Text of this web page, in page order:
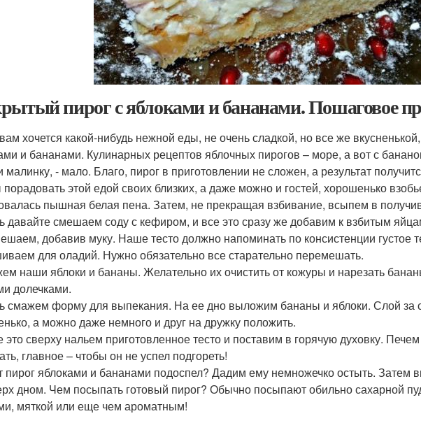
пирог с яблоками и бананами. Пошаговое
хочется какой-нибудь нежной еды, не очень сладкой, но все же вкусненькой,
и бананами. Кулинарных рецептов яблочных пирогов – море, а вот с
малинку, - мало. Благо, пирог в приготовлении не сложен, а результат
этой едой своих близких, а даже можно и гостей, хорошенько
пышная белая пена. Затем, не прекращая взбивание, всыпем в
давайте смешаем соду с кефиром, и все это сразу же добавим к взбитым
добавив муку. Наше тесто должно напоминать по консистенции густое
для оладий. Нужно обязательно все старательно перемешать.
наши яблоки и бананы. Желательно их очистить от кожуры и нарезать
долечками.
смажем форму для выпекания. На ее дно выложим бананы и яблоки. Слой за
а можно даже немного и друг на дружку положить.
это сверху нальем приготовленное тесто и поставим в горячую духовку.
главное – чтобы он не успел подгореть!
пирог яблоками и бананами подоспел? Дадим ему немножечко остыть.
дном. Чем посыпать готовый пирог? Обычно посыпают обильно сахарной
мяткой или еще чем ароматным!